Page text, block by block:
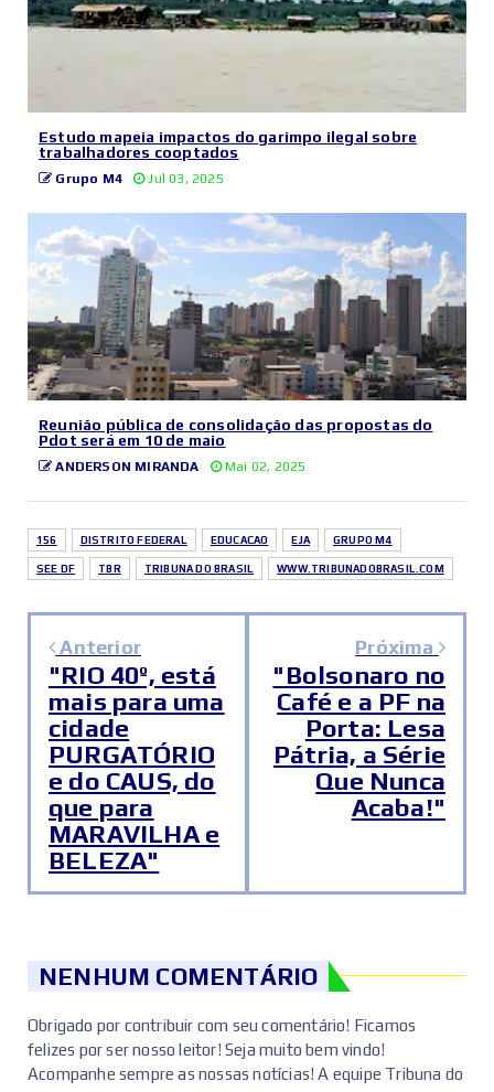
Estudo mapeia impactos do garimpo ilegal sobre
trabalhadores cooptados
Grupo M4 Jul 03, 2025
Reunião pública de consolidação das propostas do
Pdot será em 10 de maio
ANDERSON MIRANDA Mai 02, 2025
156 DISTRITO FEDERAL EDUCACAO EJA GRUPO M4
SEE DF TBR TRIBUNA DO BRASIL WWW.TRIBUNADOBRASIL.COM
Anterior
"RIO 40º, está
mais para uma
cidade
PURGATÓRIO
e do CAUS, do
que para
MARAVILHA e
BELEZA"
Próxima
"Bolsonaro no
Café e a PF na
Porta: Lesa
Pátria, a Série
Que Nunca
Acaba!"
NENHUM COMENTÁRIO
Obrigado por contribuir com seu comentário! Ficamos
felizes por ser nosso leitor! Seja muito bem vindo!
Acompanhe sempre as nossas notícias! A equipe Tribuna do